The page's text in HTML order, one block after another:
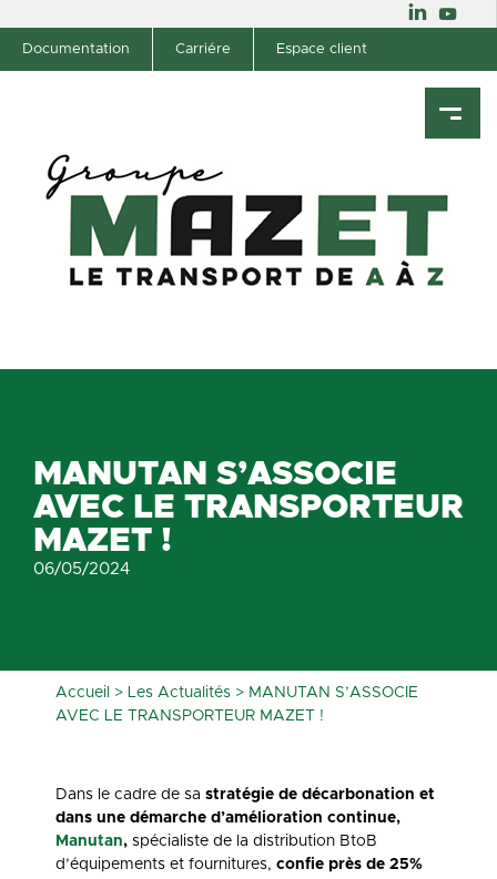
Documentation Carriére Espace client
MANUTAN S’ASSOCIE
AVEC LE TRANSPORTEUR
MAZET !
06/05/2024
Accueil > Les Actualités > MANUTAN S’ASSOCIE
AVEC LE TRANSPORTEUR MAZET !
Dans le cadre de sa stratégie de décarbonation et
dans une démarche d’amélioration continue,
Manutan, spécialiste de la distribution BtoB
d’équipements et fournitures, confie près de 25%